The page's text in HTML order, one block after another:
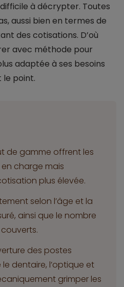
à décrypter. Toutes
aussi bien en termes de
des cotisations. D’où
avec méthode pour
adaptée à ses besoins
le point.
de gamme offrent les
en charge mais
plus élevée.
selon l’âge et la
ainsi que le nombre
des postes
dentaire, l’optique et
grimper les